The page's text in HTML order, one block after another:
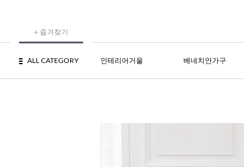
+ 즐겨찾기
ALL CATEGORY 인테리어거울 베네치안가구